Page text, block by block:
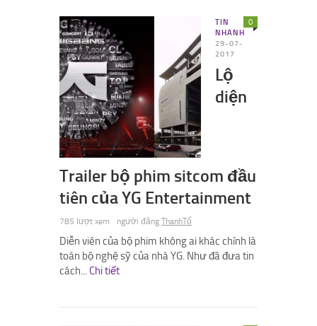
TIN
NHANH
29-07-
2017
Lộ
diện
Trailer bộ phim sitcom đầu
tiên của YG Entertainment
785 lượt xem
0
người đăng ThanhTố
Diễn viên của bộ phim không ai khác chính là
toàn bộ nghệ sỹ của nhà YG. Như đã đưa tin
cách... Chi tiết